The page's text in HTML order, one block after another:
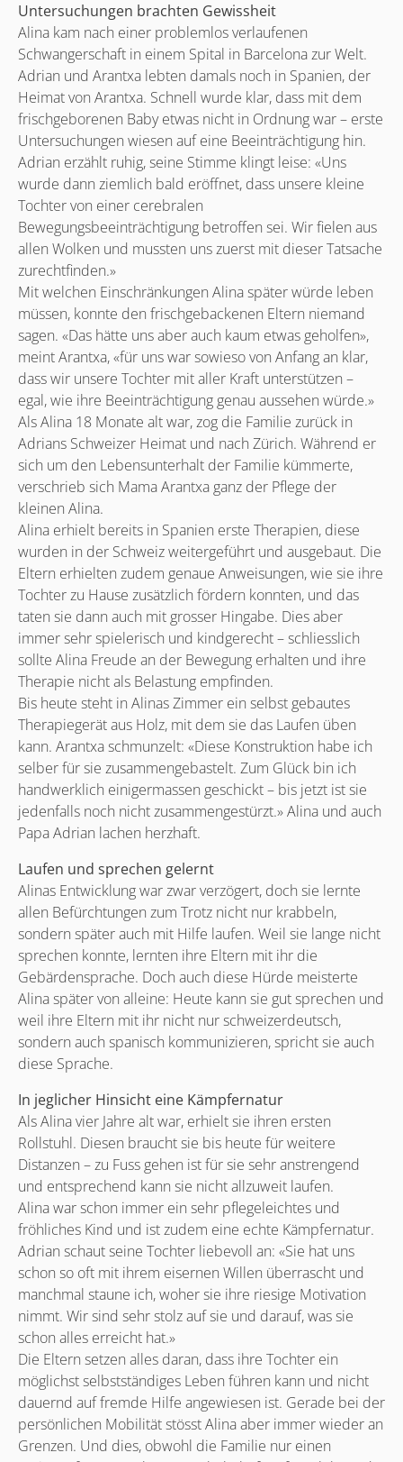
Untersuchungen brachten Gewissheit
Alina kam nach einer problemlos verlaufenen
Schwangerschaft in einem Spital in Barcelona zur Welt.
Adrian und Arantxa lebten damals noch in Spanien, der
Heimat von Arantxa. Schnell wurde klar, dass mit dem
frischgeborenen Baby etwas nicht in Ordnung war – erste
Untersuchungen wiesen auf eine Beeinträchtigung hin.
Adrian erzählt ruhig, seine Stimme klingt leise: «Uns
wurde dann ziemlich bald eröffnet, dass unsere kleine
Tochter von einer cerebralen
Bewegungsbeeinträchtigung betroffen sei. Wir fielen aus
allen Wolken und mussten uns zuerst mit dieser Tatsache
zurechtfinden.»
Mit welchen Einschränkungen Alina später würde leben
müssen, konnte den frischgebackenen Eltern niemand
sagen. «Das hätte uns aber auch kaum etwas geholfen»,
meint Arantxa, «für uns war sowieso von Anfang an klar,
dass wir unsere Tochter mit aller Kraft unterstützen –
egal, wie ihre Beeinträchtigung genau aussehen würde.»
Als Alina 18 Monate alt war, zog die Familie zurück in
Adrians Schweizer Heimat und nach Zürich. Während er
sich um den Lebensunterhalt der Familie kümmerte,
verschrieb sich Mama Arantxa ganz der Pflege der
kleinen Alina.
Alina erhielt bereits in Spanien erste Therapien, diese
wurden in der Schweiz weitergeführt und ausgebaut. Die
Eltern erhielten zudem genaue Anweisungen, wie sie ihre
Tochter zu Hause zusätzlich fördern konnten, und das
taten sie dann auch mit grosser Hingabe. Dies aber
immer sehr spielerisch und kindgerecht – schliesslich
sollte Alina Freude an der Bewegung erhalten und ihre
Therapie nicht als Belastung empfinden.
Bis heute steht in Alinas Zimmer ein selbst gebautes
Therapiegerät aus Holz, mit dem sie das Laufen üben
kann. Arantxa schmunzelt: «Diese Konstruktion habe ich
selber für sie zusammengebastelt. Zum Glück bin ich
handwerklich einigermassen geschickt – bis jetzt ist sie
jedenfalls noch nicht zusammengestürzt.» Alina und auch
Papa Adrian lachen herzhaft.
Laufen und sprechen gelernt
Alinas Entwicklung war zwar verzögert, doch sie lernte
allen Befürchtungen zum Trotz nicht nur krabbeln,
sondern später auch mit Hilfe laufen. Weil sie lange nicht
sprechen konnte, lernten ihre Eltern mit ihr die
Gebärdensprache. Doch auch diese Hürde meisterte
Alina später von alleine: Heute kann sie gut sprechen und
weil ihre Eltern mit ihr nicht nur schweizerdeutsch,
sondern auch spanisch kommunizieren, spricht sie auch
diese Sprache.
In jeglicher Hinsicht eine Kämpfernatur
Als Alina vier Jahre alt war, erhielt sie ihren ersten
Rollstuhl. Diesen braucht sie bis heute für weitere
Distanzen – zu Fuss gehen ist für sie sehr anstrengend
und entsprechend kann sie nicht allzuweit laufen.
Alina war schon immer ein sehr pflegeleichtes und
fröhliches Kind und ist zudem eine echte Kämpfernatur.
Adrian schaut seine Tochter liebevoll an: «Sie hat uns
schon so oft mit ihrem eisernen Willen überrascht und
manchmal staune ich, woher sie ihre riesige Motivation
nimmt. Wir sind sehr stolz auf sie und darauf, was sie
schon alles erreicht hat.»
Die Eltern setzen alles daran, dass ihre Tochter ein
möglichst selbstständiges Leben führen kann und nicht
dauernd auf fremde Hilfe angewiesen ist. Gerade bei der
persönlichen Mobilität stösst Alina aber immer wieder an
Grenzen. Und dies, obwohl die Familie nur einen